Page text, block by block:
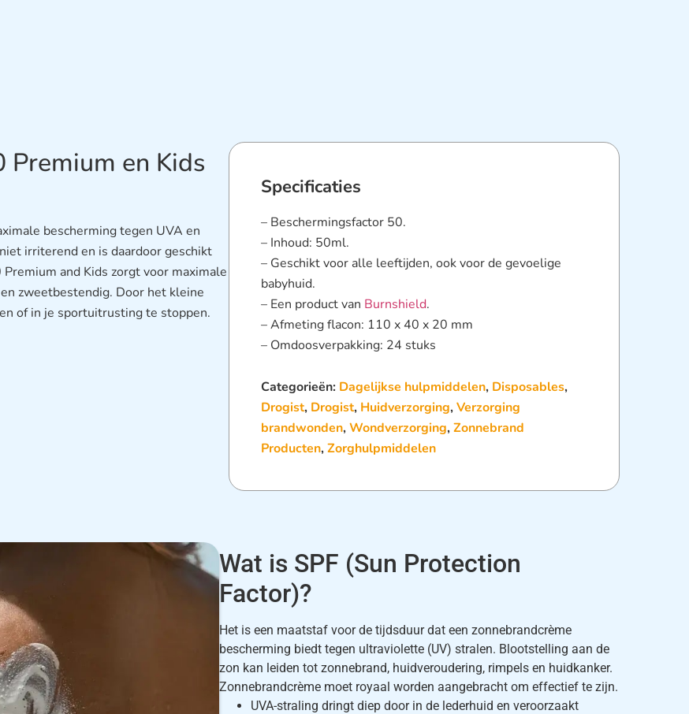
Premium en Kids
bescherming tegen UVA en
irriterend en is daardoor geschikt
and Kids zorgt voor maximale
zweetbestendig. Door het kleine
of in je sportuitrusting te stoppen.
Specificaties
– Beschermingsfactor 50.
– Inhoud: 50ml.
– Geschikt voor alle leeftijden, ook voor de gevoelige
babyhuid.
– Een product van Burnshield.
– Afmeting flacon: 110 x 40 x 20 mm
– Omdoosverpakking: 24 stuks
Categorieën: Dagelijkse hulpmiddelen, Disposables,
Drogist, Drogist, Huidverzorging,Verzorging
brandwonden,Wondverzorging,Zonnebrand
Producten,Zorghulpmiddelen
Wat is SPF (Sun Protection
Factor)?
Het is een maatstaf voor de tijdsduur dat een zonnebrandcrème
bescherming biedt tegen ultraviolette (UV) stralen. Blootstelling aan de
zon kan leiden tot zonnebrand, huidveroudering, rimpels en huidkanker.
Zonnebrandcrème moet royaal worden aangebracht om effectief te zijn.
UVA-straling dringt diep door in de lederhuid en veroorzaakt